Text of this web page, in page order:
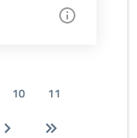
10
11